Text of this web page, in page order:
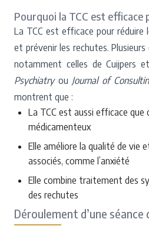
Pourquoi la TCC est efficace
La TCC est efficace pour réduire
et prévenir les rechutes.
notamment celles de Cuijpers
Psychiatryou Journal of
montrent que :
La TCC est aussi efficace
médicamenteux
Elle améliore la qualité de vie
associés, comme l’anxiété
Elle combine traitement des
des rechutes
Déroulement d’une séance